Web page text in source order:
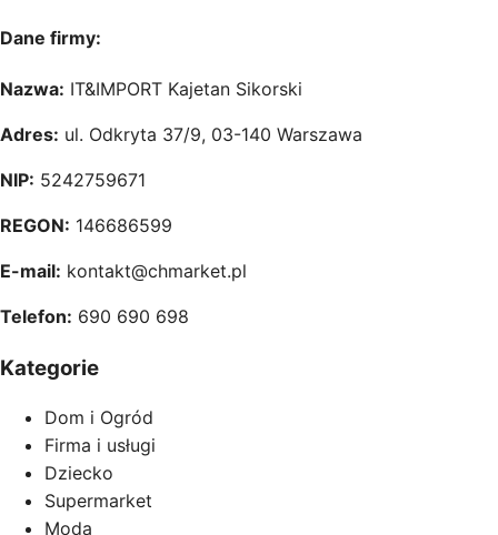
Dane firmy:
Nazwa: IT&IMPORT Kajetan Sikorski
Adres: ul. Odkryta 37/9, 03-140 Warszawa
NIP: 5242759671
REGON: 146686599
E-mail: kontakt@chmarket.pl
Telefon: 690 690 698
Kategorie
Dom i Ogród
Firma i usługi
Dziecko
Supermarket
Moda